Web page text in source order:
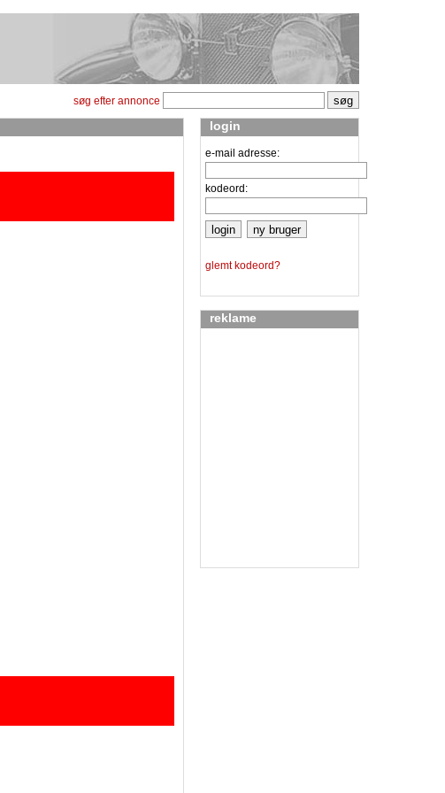
søg efter annonce
login
e-mail adresse:
kodeord:
glemt kodeord?
reklame